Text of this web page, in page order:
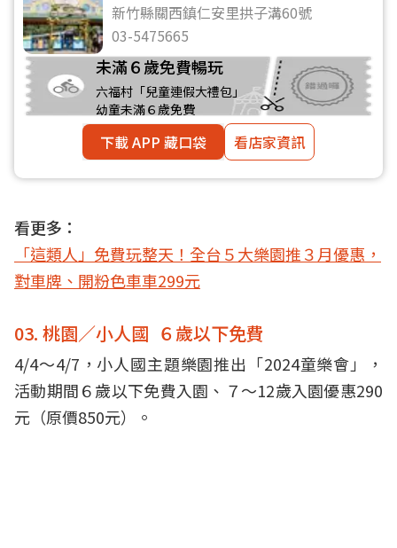
新竹縣關西鎮仁安里拱子溝60號
03-5475665
未滿６歲免費暢玩
六福村「兒童連假大禮包」
幼童未滿６歲免費
下載 APP 藏口袋 看店家資訊
看更多：
「這類人」免費玩整天！全台５大樂園推３月優惠，
對車牌、開粉色車車299元
03. 桃園／小人國 ６歲以下免費
4/4～4/7，小人國主題樂園推出「2024童樂會」，
活動期間６歲以下免費入園、７～12歲入園優惠290
元（原價850元）。